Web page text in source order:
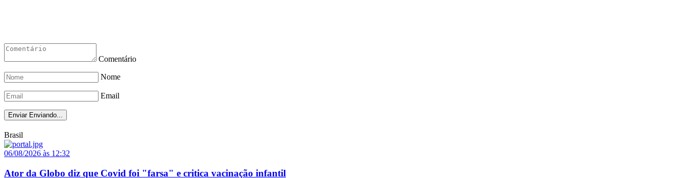
Comentário
Nome
Email
Enviar Enviando...
Brasil
06/08/2026 às 12:32
Ator da Globo diz que Covid foi "farsa" e critica vacinação infantil